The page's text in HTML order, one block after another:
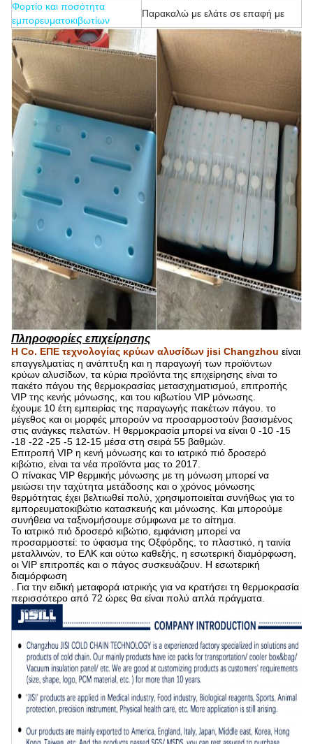
Φορτίο και ποσότητα
εμπορευματοκιβωτίων
Παρακαλώ με ελάτε σε επαφή με
Πληροφορίες επιχείρησης
Η Co. ΕΠΕ τεχνολογίας κρύων αλυσίδων jisi Changzhou είναι
επαγγελματίας η ανάπτυξη και η παραγωγή των προϊόντων
κρύων αλυσίδων, τα κύρια προϊόντα της επιχείρησης είναι το
πακέτο πάγου της θερμοκρασίας μετασχηματισμού, επιτροπής
VIP της κενής μόνωσης, και του κιβωτίου VIP μόνωσης.
έχουμε 10 έτη εμπειρίας της παραγωγής πακέτων πάγου. το
μέγεθος και οι μορφές μπορούν να προσαρμοστούν βασισμένος
στις ανάγκες πελατών. Η θερμοκρασία μπορεί να είναι 0 -10 -15
-18 -22 -25 -5 12-15 μέσα στη σειρά 55 βαθμών.
Επιτροπή VIP η κενή μόνωσης και το ιατρικό πιό δροσερό
κιβώτιο, είναι τα νέα προϊόντα μας το 2017.
Ο πίνακας VIP θερμικής μόνωσης με τη μόνωση μπορεί να
μειώσει την ταχύτητα μετάδοσης και ο χρόνος μόνωσης
θερμότητας έχει βελτιωθεί πολύ, χρησιμοποιείται συνήθως για το
εμπορευματοκιβώτιο κατασκευής και μόνωσης. Και μπορούμε
συνήθεια να ταξινομήσουμε σύμφωνα με το αίτημα.
Το ιατρικό πιό δροσερό κιβώτιο, εμφάνιση μπορεί να
προσαρμοστεί: το ύφασμα της Οξφόρδης, το πλαστικό, η ταινία
μεταλλινών, το ΕΛΚ και ούτω καθεξής, η εσωτερική διαμόρφωση,
οι VIP επιτροπές και ο πάγος συσκευάζουν. Η εσωτερική
διαμόρφωση
. Για την ειδική μεταφορά ιατρικής για να κρατήσει τη θερμοκρασία
περισσότερο από 72 ώρες θα είναι πολύ απλά πράγματα.